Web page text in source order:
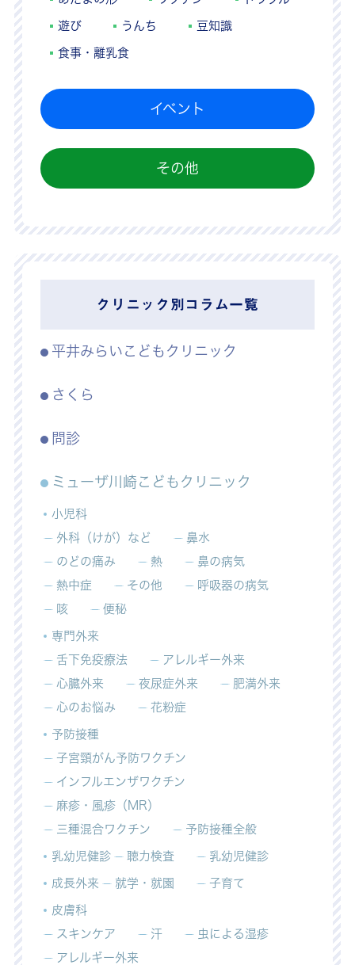
遊び うんち 豆知識
食事・離乳食
イベント
その他
クリニック別コラム一覧
平井みらいこどもクリニック
さくら
問診
ミューザ川崎こどもクリニック
小児科
外科（けが）など
鼻水
のどの痛み
熱
鼻の病気
熱中症
その他
呼吸器の病気
咳
便秘
専門外来
舌下免疫療法
アレルギー外来
心臓外来
夜尿症外来
肥満外来
心のお悩み
花粉症
予防接種
子宮頸がん予防ワクチン
インフルエンザワクチン
麻疹・風疹（MR）
三種混合ワクチン
予防接種全般
乳幼児健診 聴力検査 乳幼児健診
成長外来 就学・就園 子育て
皮膚科
スキンケア
汗
虫による湿疹
アレルギー外来